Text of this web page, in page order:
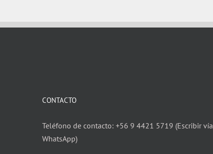
CONTACTO
Teléfono de contacto: +56 9 4421 5719 (Escribir vía
WhatsApp)